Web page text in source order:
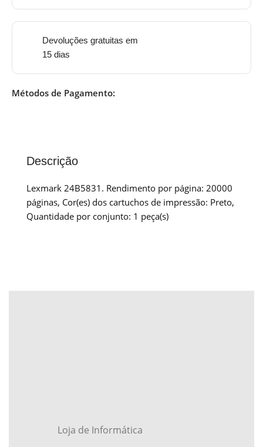
Devoluções gratuitas em
15 dias
Métodos de Pagamento:
Descrição
Lexmark 24B5831. Rendimento por página: 20000
páginas, Cor(es) dos cartuchos de impressão: Preto,
Quantidade por conjunto: 1 peça(s)
Loja de Informática